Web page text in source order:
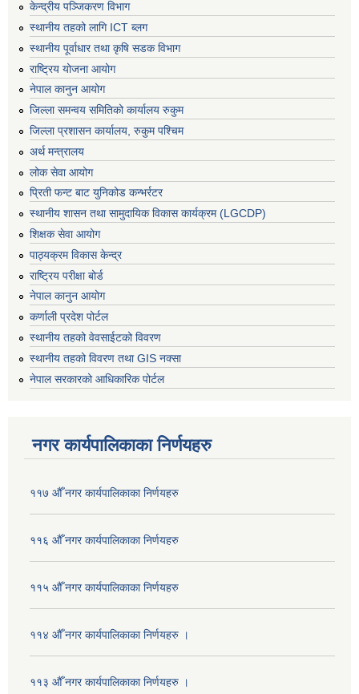
केन्द्रीय पञ्जिकरण विभाग
स्थानीय तहको लागि ICT ब्लग
स्थानीय पूर्वाधार तथा कृषि सडक विभाग
राष्ट्रिय योजना आयोग
नेपाल कानुन आयोग
जिल्ला समन्वय समितिको कार्यालय रुकुम
जिल्ला प्रशासन कार्यालय, रुकुम पश्चिम
अर्थ मन्त्रालय
लोक सेवा आयोग
प्रिती फन्ट बाट युनिकोड कन्भर्रटर
स्थानीय शासन तथा सामुदायिक विकास कार्यक्रम (LGCDP)
शिक्षक सेवा आयोग
पाठ्यक्रम विकास केन्द्र
राष्ट्रिय परीक्षा बोर्ड
नेपाल कानुन आयोग
कर्णाली प्रदेश पोर्टल
स्थानीय तहको वेवसाईटको विवरण
स्थानीय तहको विवरण तथा GIS नक्सा
नेपाल सरकारको आधिकारिक पोर्टल
नगर कार्यपालिकाका निर्णयहरु
११७ औँ नगर कार्यपालिकाका निर्णयहरु
११६ औँ नगर कार्यपालिकाका निर्णयहरु
११५ औँ नगर कार्यपालिकाका निर्णयहरु
११४ औँ नगर कार्यपालिकाका निर्णयहरु ।
११३ औँ नगर कार्यपालिकाका निर्णयहरु ।